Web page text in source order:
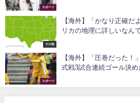
スポーツ
その他
【海外】「かなり正確だ
リカの地理に詳しいなん
スポーツ
【海外】「圧巻だった！
式戦3試合連続ゴール決め